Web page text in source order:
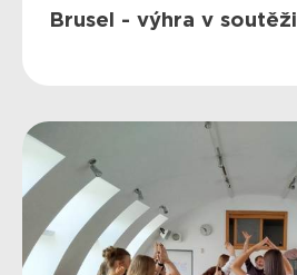
Brusel - výhra v soutěži